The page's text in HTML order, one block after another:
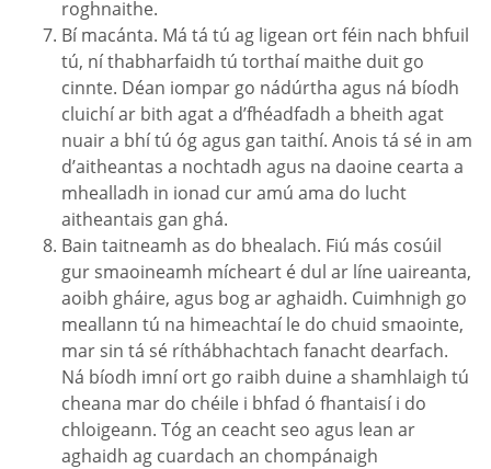
roghnaithe.
Bí macánta. Má tá tú ag ligean ort féin nach bhfuil
tú, ní thabharfaidh tú torthaí maithe duit go
cinnte. Déan iompar go nádúrtha agus ná bíodh
cluichí ar bith agat a d’fhéadfadh a bheith agat
nuair a bhí tú óg agus gan taithí. Anois tá sé in am
d’aitheantas a nochtadh agus na daoine cearta a
mhealladh in ionad cur amú ama do lucht
aitheantais gan ghá.
Bain taitneamh as do bhealach. Fiú más cosúil
gur smaoineamh mícheart é dul ar líne uaireanta,
aoibh gháire, agus bog ar aghaidh. Cuimhnigh go
meallann tú na himeachtaí le do chuid smaointe,
mar sin tá sé ríthábhachtach fanacht dearfach.
Ná bíodh imní ort go raibh duine a shamhlaigh tú
cheana mar do chéile i bhfad ó fhantaisí i do
chloigeann. Tóg an ceacht seo agus lean ar
aghaidh ag cuardach an chompánaigh